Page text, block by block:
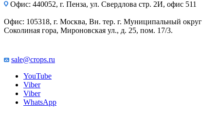
Офис: 440052, г. Пенза, ул. Свердлова стр. 2И, офис 511
Офис: 105318, г. Москва, Вн. тер. г. Муниципальный округ
Соколиная гора, Мироновская ул., д. 25, пом. 17/3.
sale@crops.ru
YouTube
Viber
Viber
WhatsApp